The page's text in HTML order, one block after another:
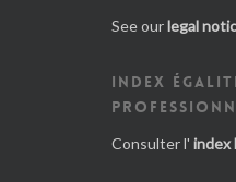
See ourlegal
INDEX
Consulter l' index